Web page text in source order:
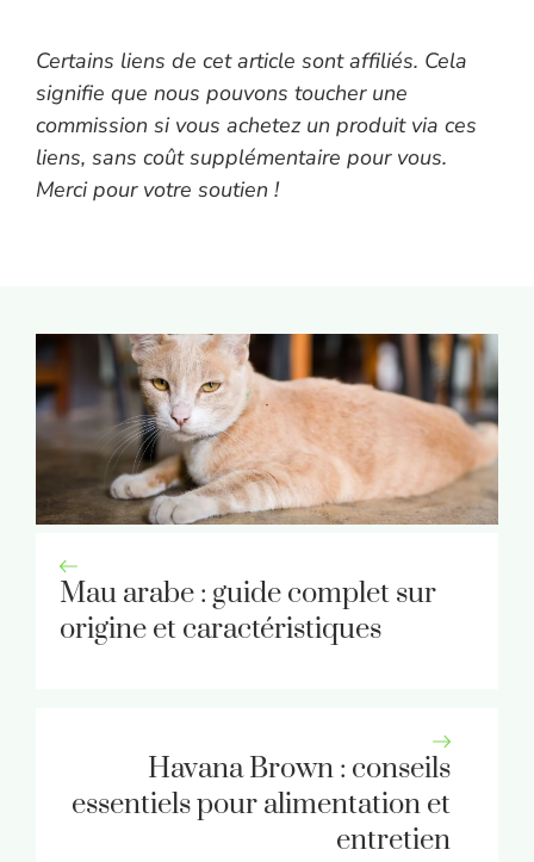
Certains liens de cet article sont affiliés. Cela
signifie que nous pouvons toucher une
commission si vous achetez un produit via ces
liens, sans coût supplémentaire pour vous.
Merci pour votre soutien !
Mau arabe : guide complet sur
origine et caractéristiques
Havana Brown : conseils
essentiels pour alimentation et
entretien